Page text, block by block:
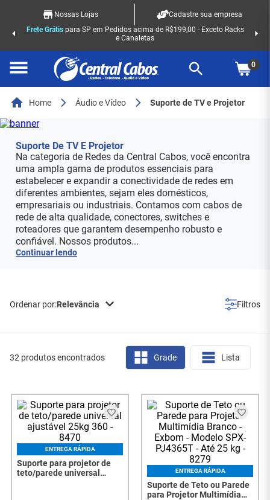
Nossas Lojas
Cadastre sua empresa
Frete Grátispara SP em Pedidos acima de R$199,00 - Exceto Racks
e Canaletas
0
Home Áudio e Vídeo Suporte de TV e Projetor
Suporte De TV E Projetor
Na categoria de Redes da Central Cabos, você encontra
uma ampla gama de produtos essenciais para
estabelecer e expandir a conectividade de redes em
diferentes ambientes, sejam eles domésticos,
empresariais ou industriais. Contamos com cabos de
rede de alta qualidade, conectores, switches e
roteadores que garantem desempenho robusto e
confiável. Nossos produtos...
Continuar lendo
Relevância
32 produtos encontrados Grade Lista
ENTREGA RÁPIDA
Suporte para projetor de
teto/parede universal
ENTREGA RÁPIDA
Suporte de Teto ou Parede
para Projetor Multimídia